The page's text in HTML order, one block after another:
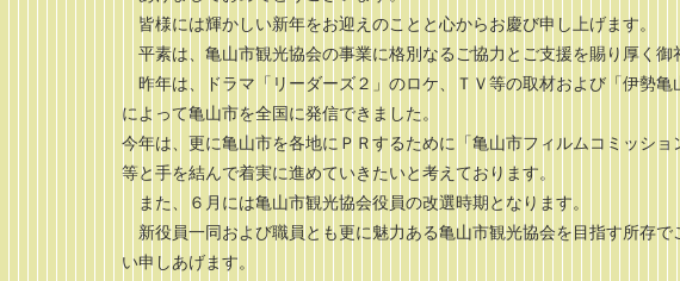
皆様には輝かしい新年をお迎えのことと心からお慶び申し上げます。
平素は、亀山市観光協会の事業に格別なるご協力とご支援を賜り厚く御
昨年は、ドラマ「リーダーズ２」のロケ、ＴＶ等の取材および「伊勢
によって亀山市を全国に発信できました。
今年は、更に亀山市を各地にＰＲするために「亀山市フィルムコミッシ
等と手を結んで着実に進めていきたいと考えております。
また、６月には亀山市観光協会役員の改選時期となります。
新役員一同および職員とも更に魅力ある亀山市観光協会を目指す所存
い申しあげます。